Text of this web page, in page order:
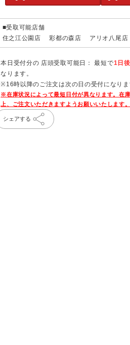
■受取可能店舗
住之江公園店 彩都の森店 アリオ八尾
本日受付分の 店頭受取可能日： 最短で1日後
なります。
※16時以降のご注文は次の日の受付になりま
シェアする